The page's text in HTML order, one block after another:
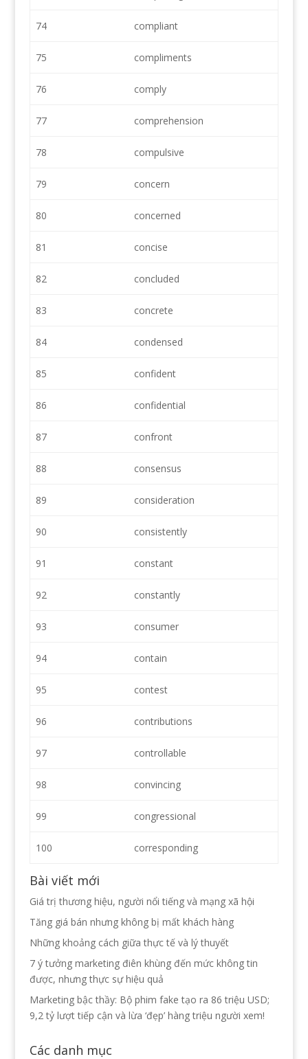
74 compliant
75 compliments
76 comply
77 comprehension
78 compulsive
79 concern
80 concerned
81 concise
82 concluded
83 concrete
84 condensed
85 confident
86 confidential
87 confront
88 consensus
89 consideration
90 consistently
91 constant
92 constantly
93 consumer
94 contain
95 contest
96 contributions
97 controllable
98 convincing
99 congressional
100 corresponding
Bài viết mới
Giá trị thương hiệu, người nổi tiếng và mạng xã hội
Tăng giá bán nhưng không bị mất khách hàng
Những khoảng cách giữa thực tế và lý thuyết
7 ý tưởng marketing điên khùng đến mức không tin
được, nhưng thực sự hiệu quả
Marketing bậc thầy: Bộ phim fake tạo ra 86 triệu USD;
9,2 tỷ lượt tiếp cận và lừa ‘đẹp’ hàng triệu người xem!
Các danh mục